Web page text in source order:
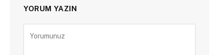
YORUM YAZIN